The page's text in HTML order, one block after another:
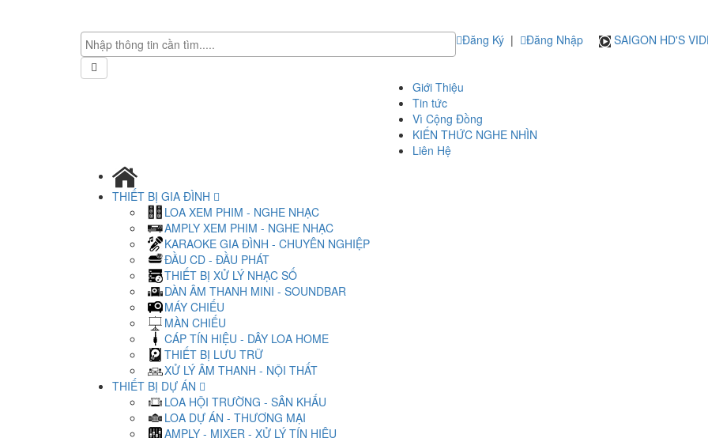
Đăng Ký | Đăng Nhập SAIGON HD'S
Giới Thiệu
Tin tức
Vì Cộng Đồng
KIẾN THỨC NGHE NHÌN
Liên Hệ
THIẾT BỊ GIA ĐÌNH
LOA XEM PHIM - NGHE NHẠC
AMPLY XEM PHIM - NGHE NHẠC
KARAOKE GIA ĐÌNH - CHUYÊN NGHIỆP
ĐẦU CD - ĐẦU PHÁT
THIẾT BỊ XỬ LÝ NHẠC SỐ
DÀN ÂM THANH MINI - SOUNDBAR
MÁY CHIẾU
MÀN CHIẾU
CÁP TÍN HIỆU - DÂY LOA HOME
THIẾT BỊ LƯU TRỮ
XỬ LÝ ÂM THANH - NỘI THẤT
THIẾT BỊ DỰ ÁN
LOA HỘI TRƯỜNG - SÂN KHẤU
LOA DỰ ÁN - THƯƠNG MẠI
AMPLY - MIXER - XỬ LÝ TÍN HIỆU